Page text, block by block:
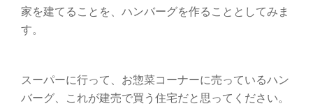
家を建てることを、ハンバーグを作ることとしてみま
す。
スーパーに行って、お惣菜コーナーに売っているハン
バーグ、これが建売で買う住宅だと思ってください。